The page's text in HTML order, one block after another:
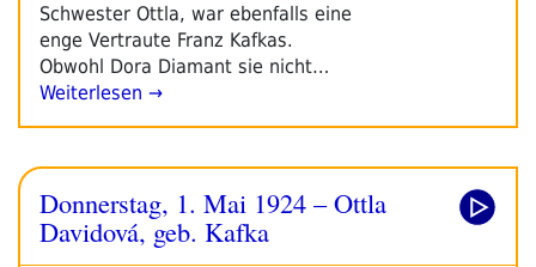
Schwester Ottla, war ebenfalls eine
enge Vertraute Franz Kafkas.
Obwohl Dora Diamant sie nicht…
Weiterlesen →
Donnerstag, 1. Mai 1924 – Ottla
Davidová, geb. Kafka